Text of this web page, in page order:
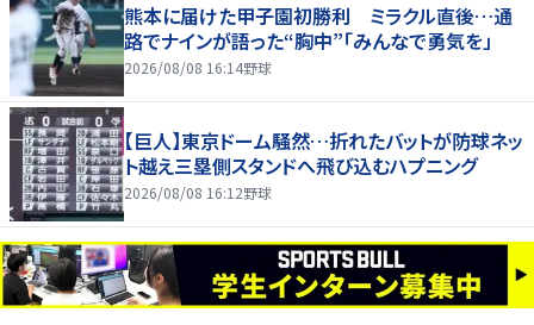
熊本に届けた甲子園初勝利 ミラクル直後…通
路でナインが語った“胸中”「みんなで勇気を」
2026/08/08 16:14野球
【巨人】東京ドーム騒然…折れたバットが防球ネッ
ト越え三塁側スタンドへ飛び込むハプニング
2026/08/08 16:12野球